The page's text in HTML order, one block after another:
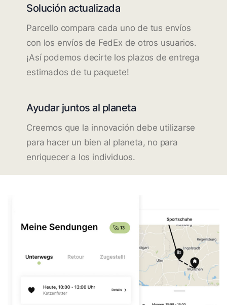
Solución actualizada
Parcello compara cada uno de tus envíos
con los envíos de FedEx de otros usuarios.
¡Así podemos decirte los plazos de entrega
estimados de tu paquete!
Ayudar juntos al planeta
Creemos que la innovación debe utilizarse
para hacer un bien al planeta, no para
enriquecer a los individuos.